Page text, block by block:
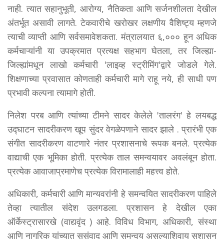
नाही. त्यात सहानुभूती, आरोग्य, नैतिकता आणि सर्जनशीलता देखील
अंतर्भूत असावी लागते. टेकवारीचे खरोखर लक्षणीय वैशिष्ट्य म्हणजे
त्याची व्याप्ती आणि सर्वसमावेशकता. मंत्रालयात ६,००० हून अधिक
कर्मचाऱ्यांनी या उपक्रमात प्रत्यक्ष सहभाग घेतला, तर जिल्ह्या-
जिल्ह्यांमधून लाखो कर्मचारी 'लाइव्ह स्ट्रीमिंग'द्वारे जोडले गेले.
शिक्षणाच्या प्रवासात कोणताही कर्मचारी मागे राहू नये, ही साधी पण
प्रभावी कल्पना त्यामागे होती.
निलेश परब आणि त्यांच्या टीमने सादर केलेले 'तालरंग' हे लयबद्ध
उद्घाटन सादरीकरण खूप सुंदर वेगळेपणाने सादर झाले . प्रारंभी एक
संगीत सादरीकरण वाटणारे नंतर प्रशासनाचे रूपक बनले. प्रत्येक
वाद्याची एक भूमिका होती. प्रत्येक ताल समन्वयावर अवलंबून होता.
प्रत्येक आवाजाप्रमाणेच प्रत्येक विरामालाही महत्त्व होते.
अधिकारी, कर्मचारी आणि मान्यवरांनी हे समन्वयित सादरीकरण पाहिले
तेव्हा त्यातील संदेश उलगडला. प्रशासन हे देखील एका
ऑर्केस्ट्रासारखे (वाद्यवृंद ) आहे. विविध विभाग, अधिकारी, संस्था
आणि नागरिक यांच्यात सुसंवाद आणि समन्वय असल्याशिवाय सुशासन